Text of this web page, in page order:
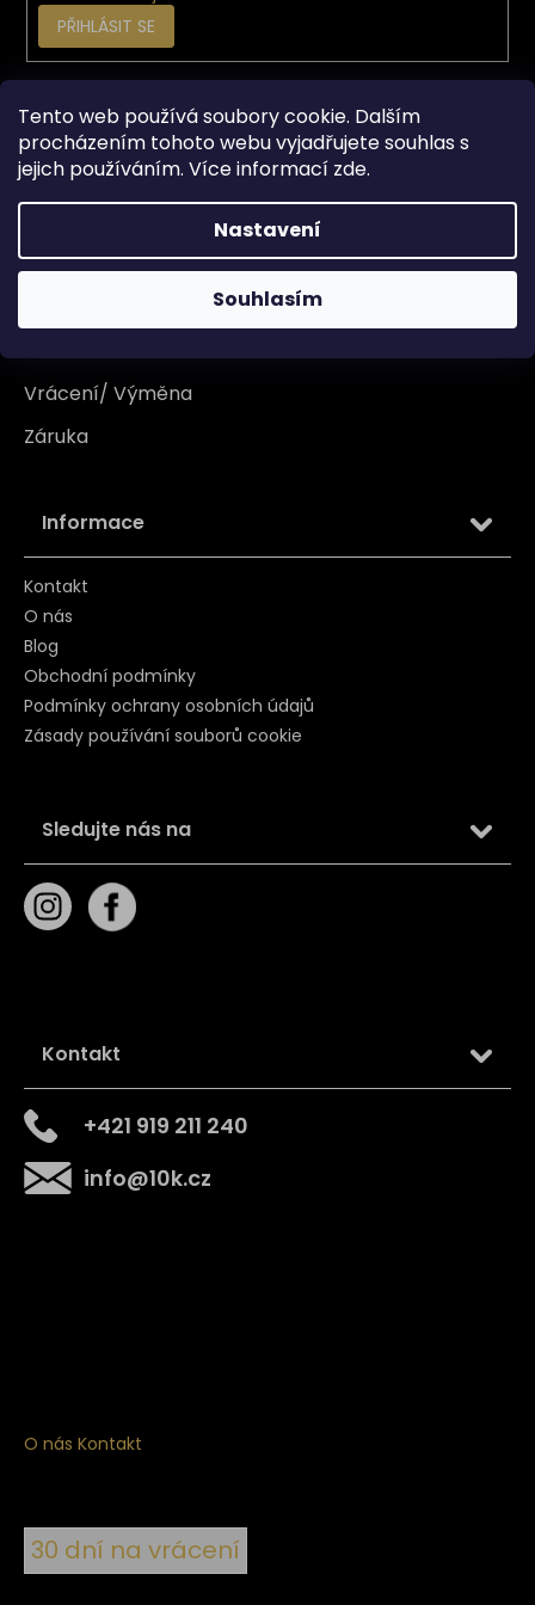
Tento web používá soubory cookie. Dalším
procházením tohoto webu vyjadřujete souhlas s
jejich používáním. Více informací zde.
Nastavení
Souhlasím
PŘIHLÁSIT SE
Vše o nákupu
Doprava
Platba
Vrácení/ Výměna
Záruka
Informace
Kontakt
O nás
Blog
Obchodní podmínky
Podmínky ochrany osobních údajů
Zásady používání souborů cookie
Sledujte nás na
Kontakt
info@10k.cz
+421 919 211 240
O nás Kontakt
30 dní na vrácení